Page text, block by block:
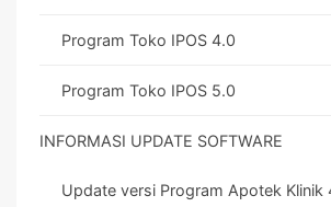
Program Toko IPOS 4.0
Program Toko IPOS 5.0
INFORMASI UPDATE SOFTWARE
Update versi Program Apotek Klinik